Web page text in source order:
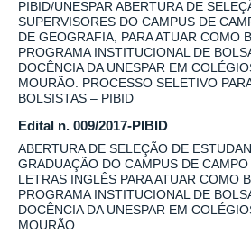
PIBID/UNESPAR ABERTURA DE
SUPERVISORES DO CAMPUS DE
DE GEOGRAFIA, PARA ATUAR COMO
PROGRAMA INSTITUCIONAL DE
DOCÊNCIA DA UNESPAR EM
MOURÃO. PROCESSO SELETIVO
BOLSISTAS – PIBID
Edital n. 009/2017-PIBID
ABERTURA DE SELEÇÃO DE
GRADUAÇÃO DO CAMPUS DE
LETRAS INGLÊS PARA ATUAR COMO
PROGRAMA INSTITUCIONAL DE
DOCÊNCIA DA UNESPAR EM
MOURÃO